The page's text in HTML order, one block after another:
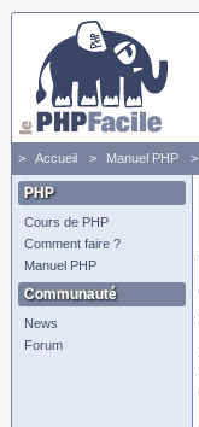
Accueil Manuel PHP
PHP
Cours de PHP
Comment faire ?
Manuel PHP
Communauté
News
Forum